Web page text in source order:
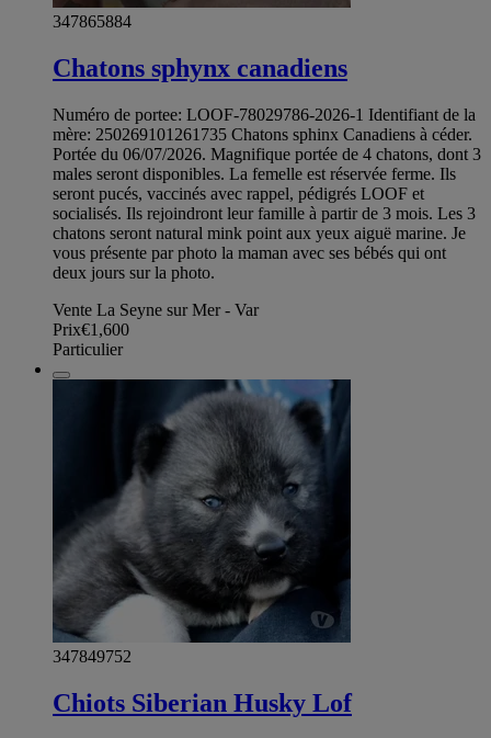
347865884
Chatons sphynx canadiens
Numéro de portee: LOOF-78029786-2026-1 Identifiant de la
mère: 250269101261735 Chatons sphinx Canadiens à céder.
Portée du 06/07/2026. Magnifique portée de 4 chatons, dont 3
males seront disponibles. La femelle est réservée ferme. Ils
seront pucés, vaccinés avec rappel, pédigrés LOOF et
socialisés. Ils rejoindront leur famille à partir de 3 mois. Les 3
chatons seront natural mink point aux yeux aiguë marine. Je
vous présente par photo la maman avec ses bébés qui ont
deux jours sur la photo.
Vente La Seyne sur Mer - Var
Prix€1,600
Particulier
347849752
Chiots Siberian Husky Lof